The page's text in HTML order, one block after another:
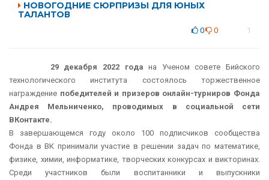
НОВОГОДНИЕ СЮРПРИЗЫ ДЛЯ ЮНЫХ
ТАЛАНТОВ
0 0 1
29 декабря 2022 года на Ученом совете Бийского
технологического института состоялось торжественное
награждение победителей и призеров онлайн-турниров Фонда
Андрея Мельниченко, проводимых в социальной сети
ВКонтакте.
В завершающемся году около 100 подписчиков сообщества
Фонда в ВК принимали участие в решении задач по математике,
физике, химии, информатике, творческих конкурсах и викторинах.
Среди участников были воспитанники и выпускники